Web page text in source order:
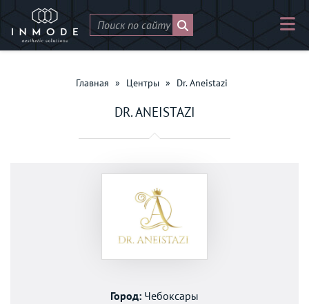
Главная » Центры » Dr. Aneistazi
DR. ANEISTAZI
Город: Чебоксары